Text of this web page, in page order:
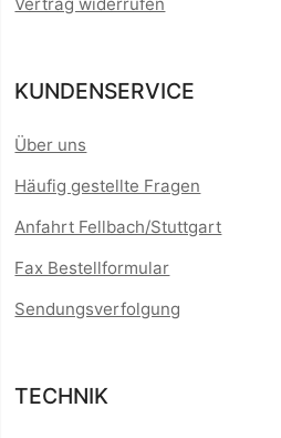
KUNDENSERVICE
Über uns
Häufig gestellte Fragen
Anfahrt Fellbach/Stuttgart
Fax Bestellformular
Sendungsverfolgung
TECHNIK